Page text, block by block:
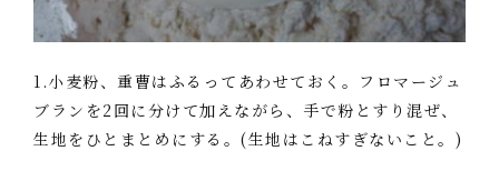
1.小麦粉、重曹はふるってあわせておく。フロマージュ
ブランを2回に分けて加えながら、手で粉とすり混ぜ、
生地をひとまとめにする。(生地はこねすぎないこと。)